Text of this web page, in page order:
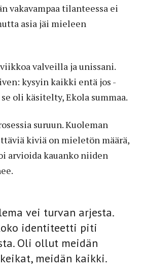
vakavampaa tilanteessa ei
asia jäi mieleen
valveilla ja unissani.
kysyin kaikki entä jos -
oli käsitelty, Ekola summaa.
suruun. Kuoleman
kiviä on mieletön määrä,
arvioida kauanko niiden
vei turvan arjesta.
identiteetti piti
Oli ollut meidän
meidän kaikki.